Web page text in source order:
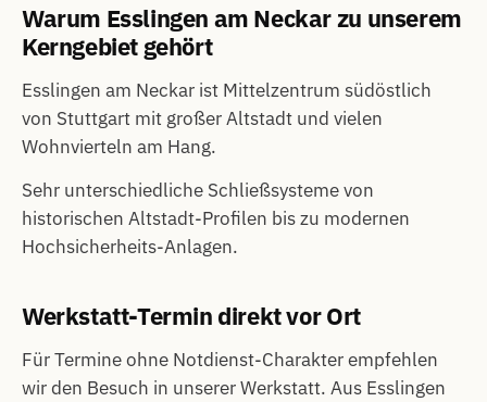
Warum Esslingen am Neckar zu unserem
Kerngebiet gehört
Esslingen am Neckar ist Mittelzentrum südöstlich
von Stuttgart mit großer Altstadt und vielen
Wohnvierteln am Hang.
Sehr unterschiedliche Schließsysteme von
historischen Altstadt-Profilen bis zu modernen
Hochsicherheits-Anlagen.
Werkstatt-Termin direkt vor Ort
Für Termine ohne Notdienst-Charakter empfehlen
wir den Besuch in unserer Werkstatt. Aus Esslingen